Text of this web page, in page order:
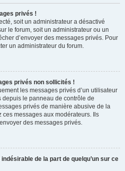
privés !
soit un administrateur a désactivé
le forum, soit un administrateur ou un
d’envoyer des messages privés. Pour
un administrateur du forum.
privés non sollicités !
les messages privés d’un utilisateur
le panneau de contrôle de
privés de manière abusive de la
ces messages aux modérateurs. Ils
des messages privés.
de la part de quelqu’un sur ce